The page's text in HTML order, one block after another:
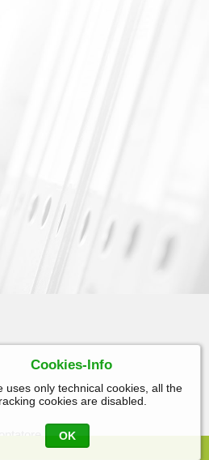
Cookies-Info
uses only technical cookies, all the
cookies are disabled.
OK